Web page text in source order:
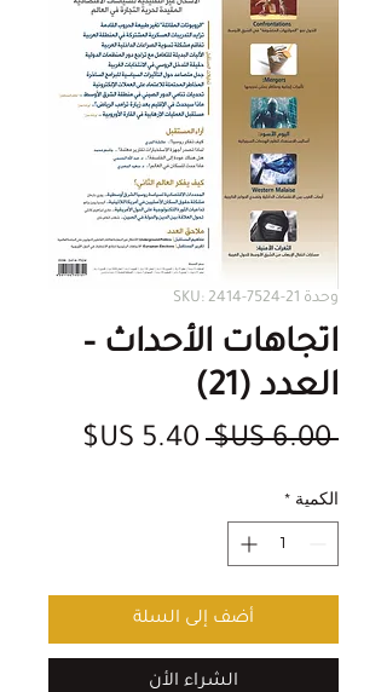
وحدة SKU: 2414-7524-21
اتجاهات الأحداث –
العدد (21)
‏6.00 US$
سعر
الكمية *
أضف إلى السلة
الشراء الأن